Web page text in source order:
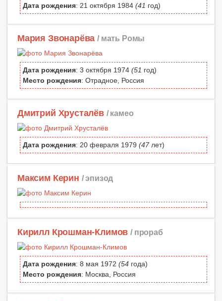
Дата рождения: 21 октября 1984 (41 год)
Мария Звонарёва / мать Ромы
Дата рождения: 3 октября 1974 (51 год)
Место рождения: Отрадное, Россия
Дмитрий Хрусталёв / камео
Дата рождения: 20 февраля 1979 (47лет)
Максим Керин / эпизод
Кирилл Крошман-Климов / прораб
Дата рождения: 8 мая 1972 (54 года)
Место рождения: Москва, Россия